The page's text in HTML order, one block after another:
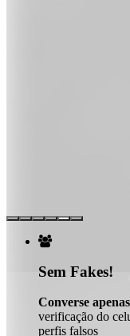

Sem Fakes!
Converse
verificação do
perfis falsos